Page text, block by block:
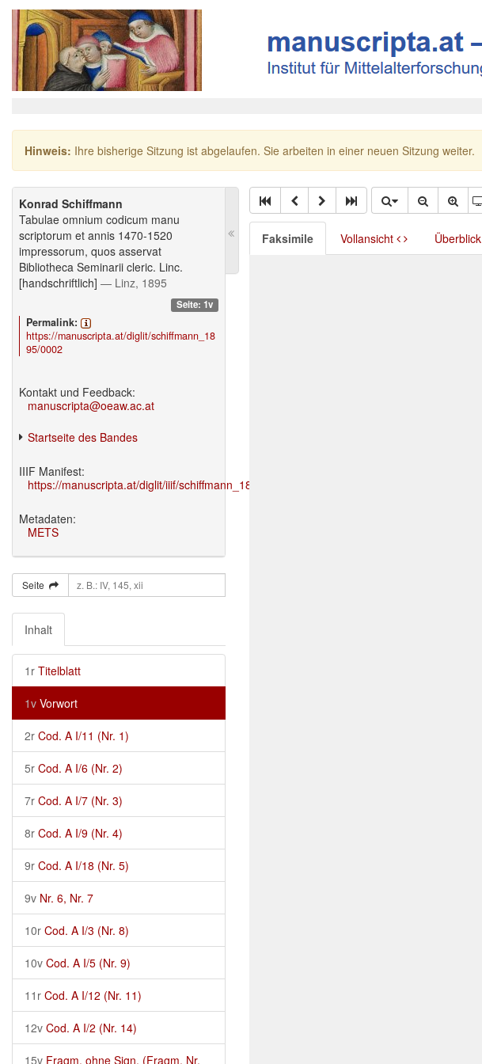
Hinweis: Ihre bisherige Sitzung ist abgelaufen. Sie arbeiten in einer neuen Sitzung weiter.
Konrad Schiffmann
Tabulae omnium codicum manu
scriptorum et annis 1470-1520
impressorum, quos asservat
Bibliotheca Seminarii cleric. Linc.
[handschriftlich] — Linz, 1895
Seite: 1v
Permalink:
https://manuscripta.at/diglit/schiffmann_18
95/0002
Kontakt und Feedback:
manuscripta@oeaw.ac.at
Startseite des Bandes
IIIF Manifest:
https://manuscripta.at/diglit/iiif/schiffmann_1895/manifest.json
Metadaten:
METS
Seite
Inhalt
1r Titelblatt
1v Vorwort
2r Cod. A I/11 (Nr. 1)
5r Cod. A I/6 (Nr. 2)
7r Cod. A I/7 (Nr. 3)
8r Cod. A I/9 (Nr. 4)
9r Cod. A I/18 (Nr. 5)
9v Nr. 6, Nr. 7
10r Cod. A I/3 (Nr. 8)
10v Cod. A I/5 (Nr. 9)
11r Cod. A I/12 (Nr. 11)
12v Cod. A I/2 (Nr. 14)
15v Fragm. ohne Sign. (Fragm. Nr.
Faksimile Vollansicht Überblick